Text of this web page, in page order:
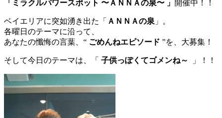
「ミラクルパワースポット 〜ＡＮＮＡの泉〜 」 開催中！！
ベイエリアに突如湧き出た「 ＡＮＮＡの泉 」。
各曜日のテーマに沿って、
あなたの懺悔の言葉、“ ごめんねエピソード ”を、大募集！
そして今日のテーマは、「 子供っぽくてゴメンね～ 」！！